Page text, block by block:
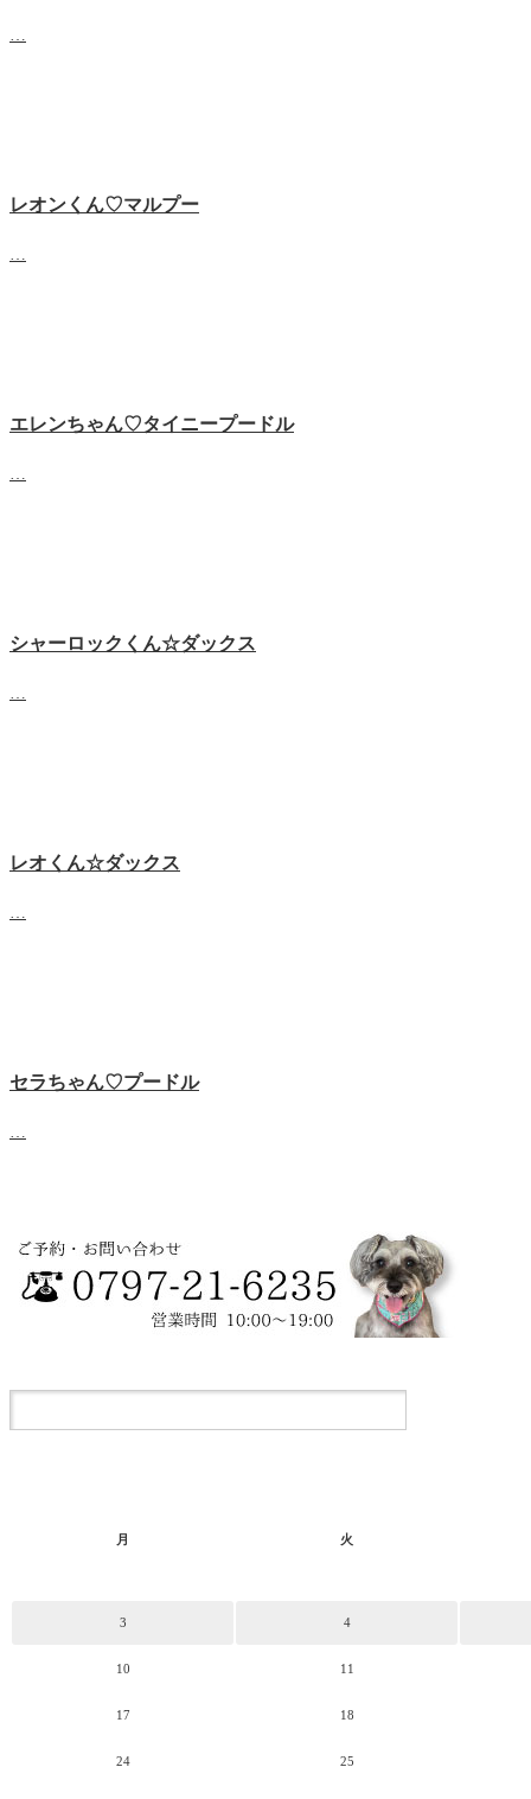
レオンくん♡マルプー
エレンちゃん♡タイニープードル
シャーロックくん☆ダックス
レオくん☆ダックス
セラちゃん♡プードル
月 火
3 4
10 11
17 18
24 25